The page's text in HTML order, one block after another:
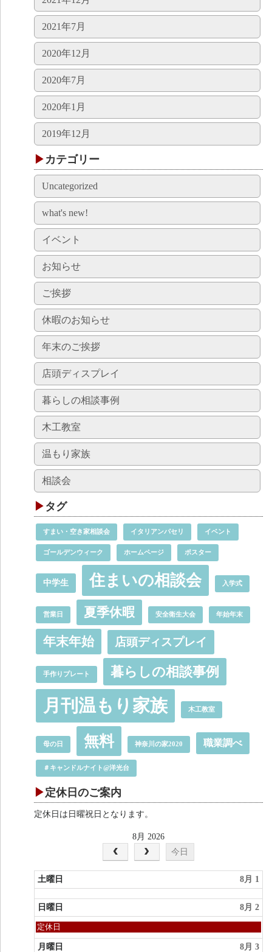
2021年7月
2020年12月
2020年7月
2020年1月
2019年12月
カテゴリー
Uncategorized
what's new!
イベント
お知らせ
ご挨拶
休暇のお知らせ
年末のご挨拶
店頭ディスプレイ
暮らしの相談事例
木工教室
温もり家族
相談会
タグ
すまい・空き家相談会 イタリアンパセリ イベント
ゴールデンウィーク ホームページ ポスター
中学生 住まいの相談会 入学式
営業日 夏季休暇 安全衛生大会 年始年末
年末年始 店頭ディスプレイ
手作りプレート 暮らしの相談事例
月刊温もり家族 木工教室
母の日 無料 神奈川の家2020 職業調べ
＃キャンドルナイト@洋光台
定休日のご案内
定休日は日曜祝日となります。
8月 2026
今日
土曜日 8月 1
日曜日 8月 2
日
曜
日,
定休日
月曜日 8月 3